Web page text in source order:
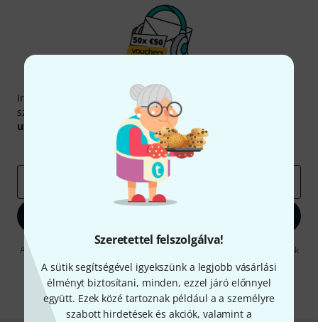
Szeretettel felszolgálva!
A sütik segítségével igyekszünk a legjobb vásárlási
élményt biztosítani, minden, ezzel járó előnnyel
együtt. Ezek közé tartoznak például a a személyre
szabott hirdetések és akciók, valamint a
Thomann hírlevél
Iratkozz fel a Thomann angol nyelvű hírlevelére, és kis
szerencsével megnyerheted a50egyenként
utalvány
Inspiráló gondolatok
Akciók
A "Bejelentkezés" gombra kattintva elfogadja, hogy e-mailben küldjünk
önnek hirdetéseket. Bármikor leiratkozhat erről. A hírlevélről további
információkat azdata protection guideline-ben talál.
* Kitöltés kötelező